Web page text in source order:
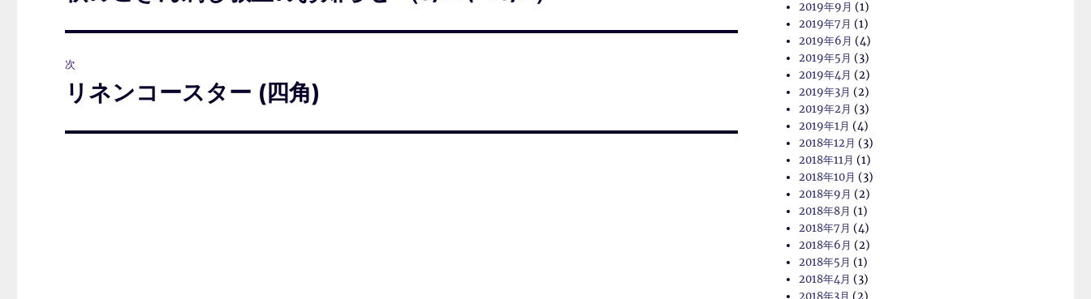
ゲ
投
稿:
次
次
投
リネンコースター (四角)
2019年9月 (1)
2019年7月 (1)
2019年6月 (4)
2019年5月 (3)
2019年4月 (2)
2019年3月 (2)
2019年2月 (3)
2019年1月 (4)
2018年12月 (3)
2018年11月 (1)
2018年10月 (3)
2018年9月 (2)
2018年8月 (1)
2018年7月 (4)
2018年6月 (2)
2018年5月 (1)
2018年4月 (3)